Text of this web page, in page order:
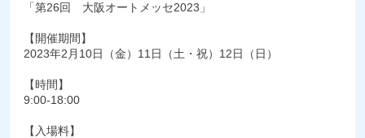
「第26回 大阪オートメッセ2023」
【開催期間】
2023年2月10日（金）11日（土・祝）12日（日）
【時間】
9:00-18:00
【入場料】